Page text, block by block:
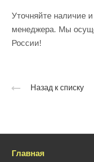
Уточняйте наличие
менеджера. Мы
России!
Назад к списку
Главная